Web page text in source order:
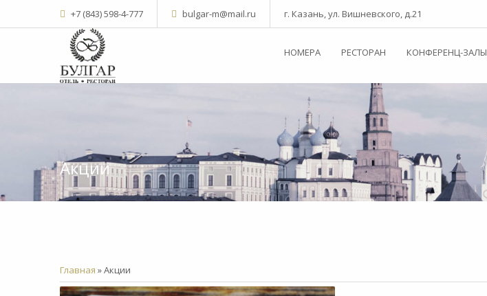
+7 (843) 598-4-777 bulgar-m@mail.ru г. Казань, ул. Вишневского, д.21
НОМЕРА РЕСТОРАН КОНФЕРЕНЦ-ЗАЛЫ
Акции
Главная »Акции